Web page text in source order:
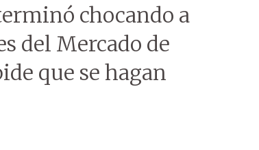
chocando a
del Mercado de
que se hagan